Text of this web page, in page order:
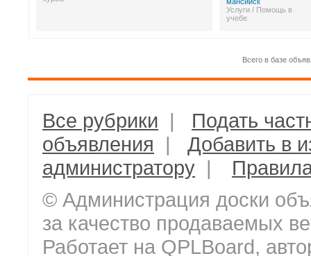
Услуги / Помощь в
учебе
Всего в базе
Все рубрики | Подать
объявления | Добавить в
администратору |
© Администрация доски
за качество продаваемых
Работает на QPLBoard,